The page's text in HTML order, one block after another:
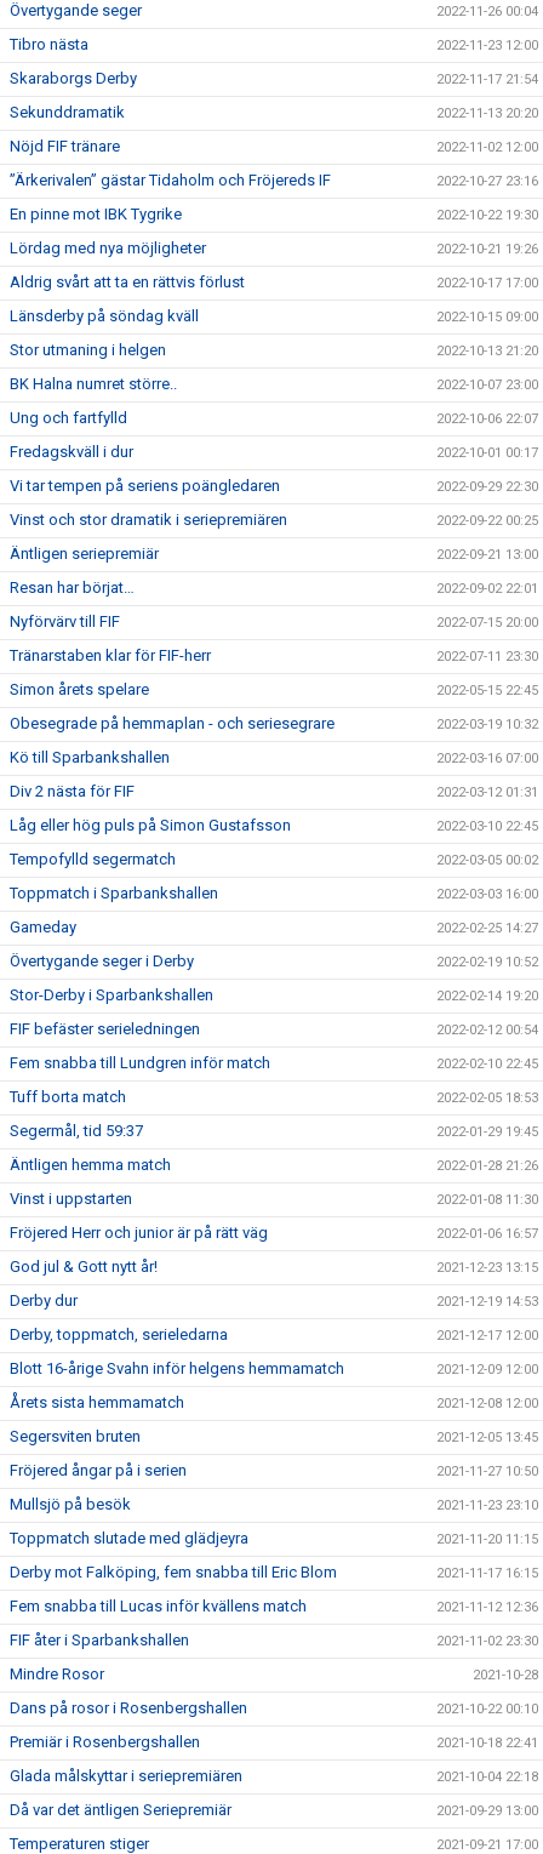
Övertygande seger 2022-11-26 00:04
Tibro nästa 2022-11-23 12:00
Skaraborgs Derby 2022-11-17 21:54
Sekunddramatik 2022-11-13 20:20
Nöjd FIF tränare 2022-11-02 12:00
”Ärkerivalen” gästar Tidaholm och Fröjereds IF 2022-10-27 23:16
En pinne mot IBK Tygrike 2022-10-22 19:30
Lördag med nya möjligheter 2022-10-21 19:26
Aldrig svårt att ta en rättvis förlust 2022-10-17 17:00
Länsderby på söndag kväll 2022-10-15 09:00
Stor utmaning i helgen 2022-10-13 21:20
BK Halna numret större.. 2022-10-07 23:00
Ung och fartfylld 2022-10-06 22:07
Fredagskväll i dur 2022-10-01 00:17
Vi tar tempen på seriens poängledaren 2022-09-29 22:30
Vinst och stor dramatik i seriepremiären 2022-09-22 00:25
Äntligen seriepremiär 2022-09-21 13:00
Resan har börjat… 2022-09-02 22:01
Nyförvärv till FIF 2022-07-15 20:00
Tränarstaben klar för FIF-herr 2022-07-11 23:30
Simon årets spelare 2022-05-15 22:45
Obesegrade på hemmaplan - och seriesegrare 2022-03-19 10:32
Kö till Sparbankshallen 2022-03-16 07:00
Div 2 nästa för FIF 2022-03-12 01:31
Låg eller hög puls på Simon Gustafsson 2022-03-10 22:45
Tempofylld segermatch 2022-03-05 00:02
Toppmatch i Sparbankshallen 2022-03-03 16:00
Gameday 2022-02-25 14:27
Övertygande seger i Derby 2022-02-19 10:52
Stor-Derby i Sparbankshallen 2022-02-14 19:20
FIF befäster serieledningen 2022-02-12 00:54
Fem snabba till Lundgren inför match 2022-02-10 22:45
Tuff borta match 2022-02-05 18:53
Segermål, tid 59:37 2022-01-29 19:45
Äntligen hemma match 2022-01-28 21:26
Vinst i uppstarten 2022-01-08 11:30
Fröjered Herr och junior är på rätt väg 2022-01-06 16:57
God jul & Gott nytt år! 2021-12-23 13:15
Derby dur 2021-12-19 14:53
Derby, toppmatch, serieledarna 2021-12-17 12:00
Blott 16-årige Svahn inför helgens hemmamatch 2021-12-09 12:00
Årets sista hemmamatch 2021-12-08 12:00
Segersviten bruten 2021-12-05 13:45
Fröjered ångar på i serien 2021-11-27 10:50
Mullsjö på besök 2021-11-23 23:10
Toppmatch slutade med glädjeyra 2021-11-20 11:15
Derby mot Falköping, fem snabba till Eric Blom 2021-11-17 16:15
Fem snabba till Lucas inför kvällens match 2021-11-12 12:36
FIF åter i Sparbankshallen 2021-11-02 23:30
Mindre Rosor 2021-10-28
Dans på rosor i Rosenbergshallen 2021-10-22 00:10
Premiär i Rosenbergshallen 2021-10-18 22:41
Glada målskyttar i seriepremiären 2021-10-04 22:18
Då var det äntligen Seriepremiär 2021-09-29 13:00
Temperaturen stiger 2021-09-21 17:00